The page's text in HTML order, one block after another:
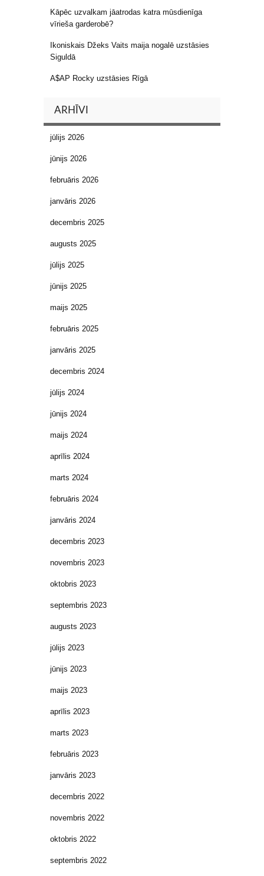
Kāpēc uzvalkam jāatrodas katra mūsdienīga
vīrieša garderobē?
Ikoniskais Džeks Vaits maija nogalē uzstāsies
Siguldā
A$AP Rocky uzstāsies Rīgā
ARHĪVI
jūlijs 2026
jūnijs 2026
februāris 2026
janvāris 2026
decembris 2025
augusts 2025
jūlijs 2025
jūnijs 2025
maijs 2025
februāris 2025
janvāris 2025
decembris 2024
jūlijs 2024
jūnijs 2024
maijs 2024
aprīlis 2024
marts 2024
februāris 2024
janvāris 2024
decembris 2023
novembris 2023
oktobris 2023
septembris 2023
augusts 2023
jūlijs 2023
jūnijs 2023
maijs 2023
aprīlis 2023
marts 2023
februāris 2023
janvāris 2023
decembris 2022
novembris 2022
oktobris 2022
septembris 2022